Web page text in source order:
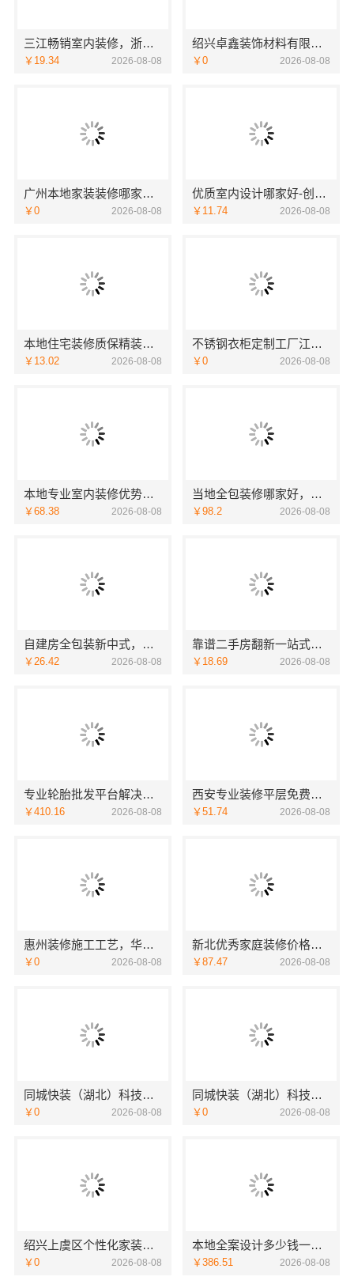
三江畅销室内装修，浙江宜美嘉装饰工程有限公司绍兴南部本地伙伴
￥19.34 2026-08-08
绍兴卓鑫装饰材料有限公司承诺绍兴上虞区个性化家装定制无隐形增项
￥0 2026-08-08
广州本地家装装修哪家专业毛坯房精匠饰家
￥0 2026-08-08
优质室内设计哪家好-创亿讯
￥11.74 2026-08-08
本地住宅装修质保精装，浙江臻美新型建材有限公司放心入住
￥13.02 2026-08-08
不锈钢衣柜定制工厂江浙沪联系电话，江苏东钢金属科技有限公司为您服务
￥0 2026-08-08
本地专业室内装修优势，江西圣匠新型环保材料有限公司
￥68.38 2026-08-08
当地全包装修哪家好，江西圣匠新型环保材料有限公司
￥98.2 2026-08-08
自建房全包装新中式，中蓝建投武功分公司
￥26.42 2026-08-08
靠谱二手房翻新一站式急装首选浙江臻美新型建材有限公司
￥18.69 2026-08-08
专业轮胎批发平台解决方案：湖北省腾冠畅实业贸易有限公司
￥410.16 2026-08-08
西安专业装修平层免费量房-居安天成（西安）建筑工程有限责任公司
￥51.74 2026-08-08
惠州装修施工工艺，华居不锈钢规范透明
￥0 2026-08-08
新北优秀家庭装修价格清单 - 常州宜居佳装饰工程有限公司
￥87.47 2026-08-08
同城快装（湖北）科技有限公司快住老房快装公司工期保障省心
￥0 2026-08-08
同城快装（湖北）科技有限公司：快住快装靠谱吗省心
￥0 2026-08-08
绍兴上虞区个性化家装定制无隐形增项选绍兴卓鑫
￥0 2026-08-08
本地全案设计多少钱一平售后无忧湖南创益讯建筑
￥386.51 2026-08-08